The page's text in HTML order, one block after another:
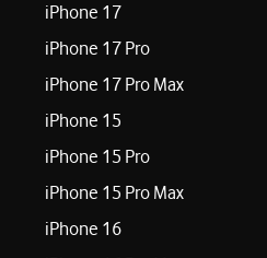
iPhone 17
iPhone 17 Pro
iPhone 17 Pro Max
iPhone 15
iPhone 15 Pro
iPhone 15 Pro Max
iPhone 16